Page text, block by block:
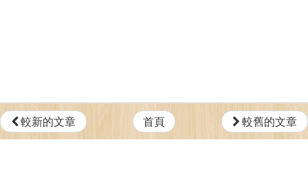
較新的文章 首頁 較舊的文章